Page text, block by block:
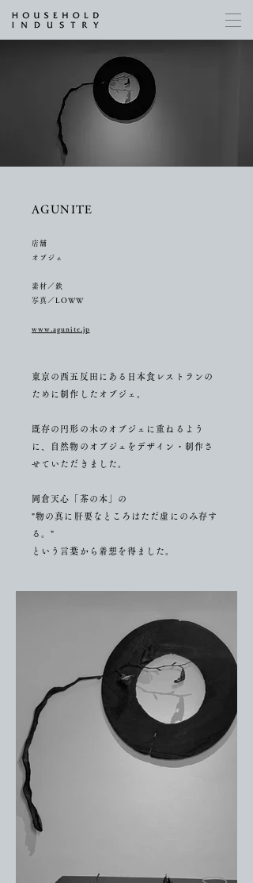
AGUNITE
店舗
オブジェ
素材／鉄
写真／LOWW
www.agunite.jp
東京の西五反田にある日本食レストランの
ために制作したオブジェ。
既存の円形の木のオブジェに重ねるよう
に、自然物のオブジェをデザイン・制作さ
せていただきました。
岡倉天心「茶の本」の
"物の真に肝要なところはただ虚にのみ存す
る。"
という言葉から着想を得ました。